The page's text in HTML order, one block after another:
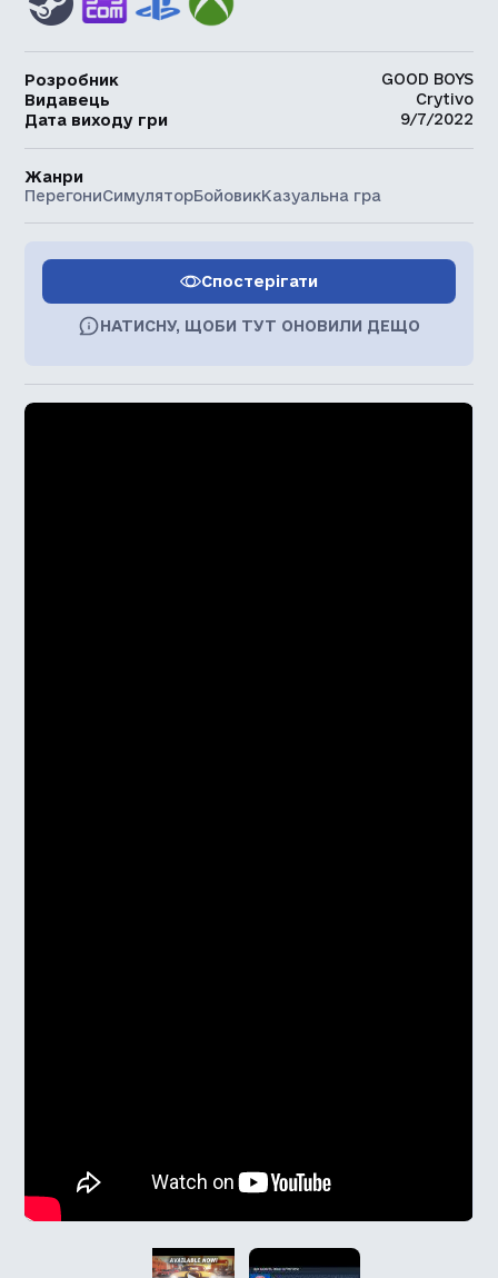
Розробник
GOOD BOYS
Видавець
Crytivo
Дата виходу гри
9/7/2022
Жанри
ПерегониСимуляторБойовикКазуальна гра
Спостерігати
НАТИСНУ, ЩОБИ ТУТ ОНОВИЛИ ДЕЩО